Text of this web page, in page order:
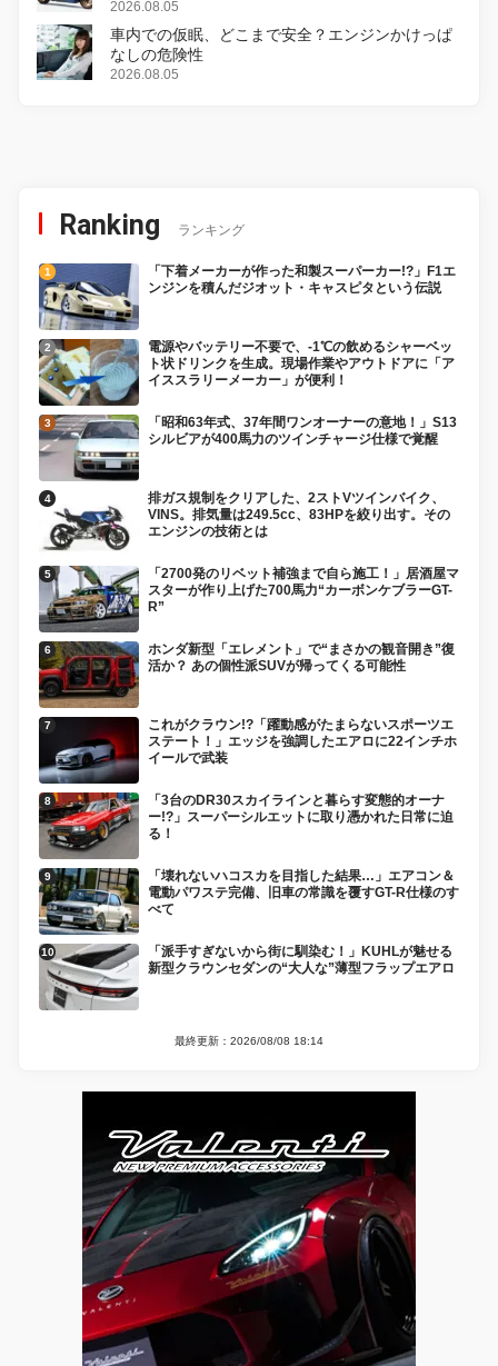
変更し、8月18日に発売
2026.08.05
車内での仮眠、どこまで安全？エンジンかけっぱ
なしの危険性
2026.08.05
Ranking ランキング
「下着メーカーが作った和製スーパーカー!?」F1エ
ンジンを積んだジオット・キャスピタという伝説
電源やバッテリー不要で、-1℃の飲めるシャーベッ
ト状ドリンクを生成。現場作業やアウトドアに「ア
イススラリーメーカー」が便利！
「昭和63年式、37年間ワンオーナーの意地！」S13
シルビアが400馬力のツインチャージ仕様で覚醒
排ガス規制をクリアした、2ストVツインバイク、
VINS。排気量は249.5cc、83HPを絞り出す。その
エンジンの技術とは
「2700発のリベット補強まで自ら施工！」居酒屋マ
スターが作り上げた700馬力“カーボンケブラーGT-
R”
ホンダ新型「エレメント」で“まさかの観音開き”復
活か？ あの個性派SUVが帰ってくる可能性
これがクラウン!?「躍動感がたまらないスポーツエ
ステート！」エッジを強調したエアロに22インチホ
イールで武装
「3台のDR30スカイラインと暮らす変態的オーナ
ー!?」スーパーシルエットに取り憑かれた日常に迫
る！
「壊れないハコスカを目指した結果…」エアコン＆
電動パワステ完備、旧車の常識を覆すGT-R仕様のす
べて
「派手すぎないから街に馴染む！」KUHLが魅せる
新型クラウンセダンの“大人な”薄型フラップエアロ
最終更新：2026/08/08 18:14